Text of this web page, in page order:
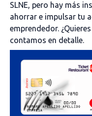
SLNE, pero hay más
ahorrar e impulsar tu
emprendedor.
contamos en detalle.